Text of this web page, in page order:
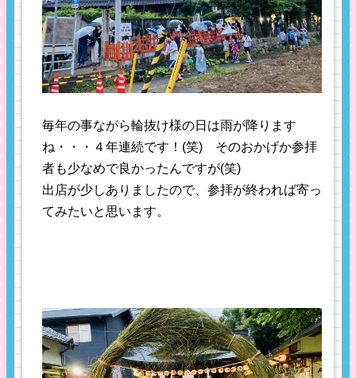
毎年の事ながら輪抜け様の日は雨が降ります
ね・・・４年連続です！(笑) そのおかげか参拝
者も少なめで良かったんですが(笑)
出店が少しありましたので、参拝が終われば寄っ
てみたいと思います。